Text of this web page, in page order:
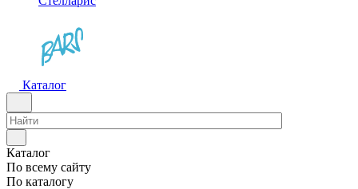
Каталог
Каталог
По всему сайту
По каталогу